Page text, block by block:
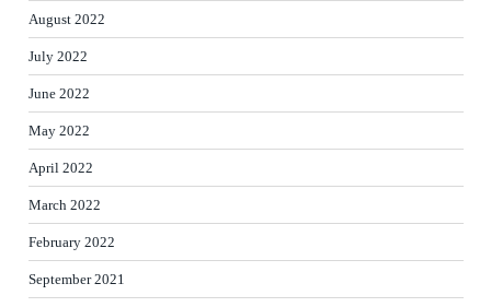
August 2022
July 2022
June 2022
May 2022
April 2022
March 2022
February 2022
September 2021